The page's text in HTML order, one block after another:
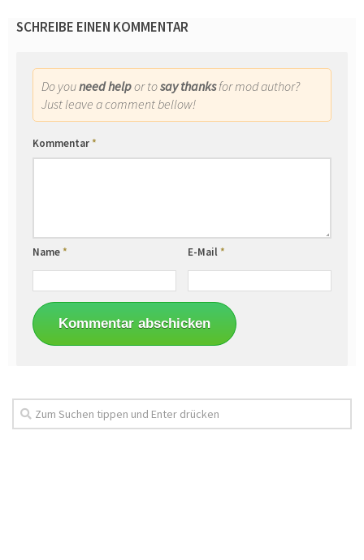
SCHREIBE EINEN KOMMENTAR
Do youneed helpor tosay thanksfor mod author?
Just leave a comment bellow!
Kommentar*
Name* E-Mail*